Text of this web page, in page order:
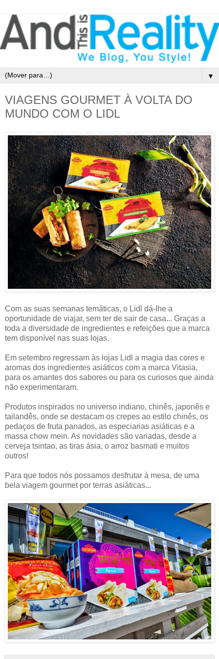
▼
VIAGENS GOURMET À VOLTA DO
MUNDO COM O LIDL
Com as suas semanas temáticas, o Lidl dá-lhe a
oportunidade de viajar, sem ter de sair de casa... Graças a
toda a diversidade de ingredientes e refeições que a marca
tem disponível nas suas lojas.
Em setembro regressam às lojas Lidl a magia das cores e
aromas dos ingredientes asiáticos com a marca Vitasia,
para os amantes dos sabores ou para os curiosos que ainda
não experimentaram.
Produtos inspirados no universo indiano, chinês, japonês e
tailandês, onde se destacam os crepes ao estilo chinês, os
pedaços de fruta panados, as especiarias asiáticas e a
massa chow mein. As novidades são variadas, desde a
cerveja tsintao, as tiras ásia, o arroz basmati e muitos
outros!
Para que todos nós possamos desfrutar à mesa, de uma
bela viagem gourmet por terras asiáticas...